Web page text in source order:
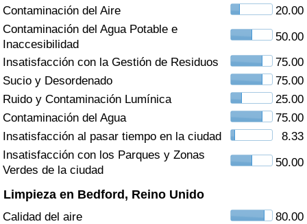
Contaminación del Aire
20.00
Contaminación del Agua Potable e
Inaccesibilidad
50.00
Insatisfacción con la Gestión de Residuos
75.00
Sucio y Desordenado
75.00
Ruido y Contaminación Lumínica
25.00
Contaminación del Agua
75.00
Insatisfacción al pasar tiempo en la ciudad
8.33
Insatisfacción con los Parques y Zonas
Verdes de la ciudad
50.00
Limpieza en Bedford, Reino Unido
Calidad del aire
80.00
Índice de Criminalidad
Índice de criminalidad por país
Sanidad
Índice de Sanidad (Actual)
Índice de Sanidad
Índice de Sanidad por País